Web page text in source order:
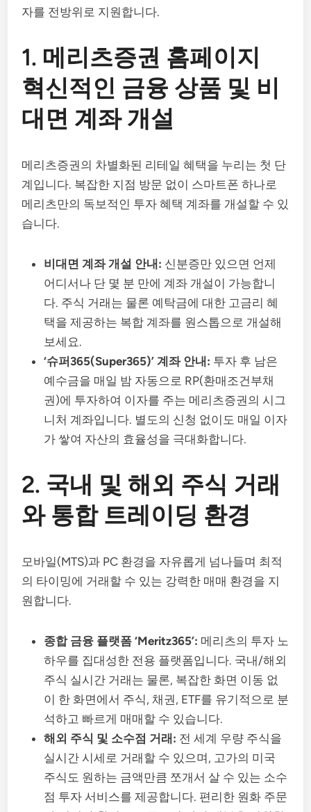
자를 전방위로 지원합니다.
1. 메리츠증권 홈페이지
혁신적인 금융 상품 및 비
대면 계좌 개설
메리츠증권의 차별화된 리테일 혜택을 누리는 첫 단
계입니다. 복잡한 지점 방문 없이 스마트폰 하나로
메리츠만의 독보적인 투자 혜택 계좌를 개설할 수 있
습니다.
비대면 계좌 개설 안내: 신분증만 있으면 언제
어디서나 단 몇 분 만에 계좌 개설이 가능합니
다. 주식 거래는 물론 예탁금에 대한 고금리 혜
택을 제공하는 복합 계좌를 원스톱으로 개설해
보세요.
‘슈퍼365(Super365)’ 계좌 안내: 투자 후 남은
예수금을 매일 밤 자동으로 RP(환매조건부채
권)에 투자하여 이자를 주는 메리츠증권의 시그
니처 계좌입니다. 별도의 신청 없이도 매일 이자
가 쌓여 자산의 효율성을 극대화합니다.
2. 국내 및 해외 주식 거래
와 통합 트레이딩 환경
모바일(MTS)과 PC 환경을 자유롭게 넘나들며 최적
의 타이밍에 거래할 수 있는 강력한 매매 환경을 지
원합니다.
종합 금융 플랫폼 ‘Meritz365’: 메리츠의 투자 노
하우를 집대성한 전용 플랫폼입니다. 국내/해외
주식 실시간 거래는 물론, 복잡한 화면 이동 없
이 한 화면에서 주식, 채권, ETF를 유기적으로 분
석하고 빠르게 매매할 수 있습니다.
해외 주식 및 소수점 거래: 전 세계 우량 주식을
실시간 시세로 거래할 수 있으며, 고가의 미국
주식도 원하는 금액만큼 쪼개서 살 수 있는 소수
점 투자 서비스를 제공합니다. 편리한 원화 주문